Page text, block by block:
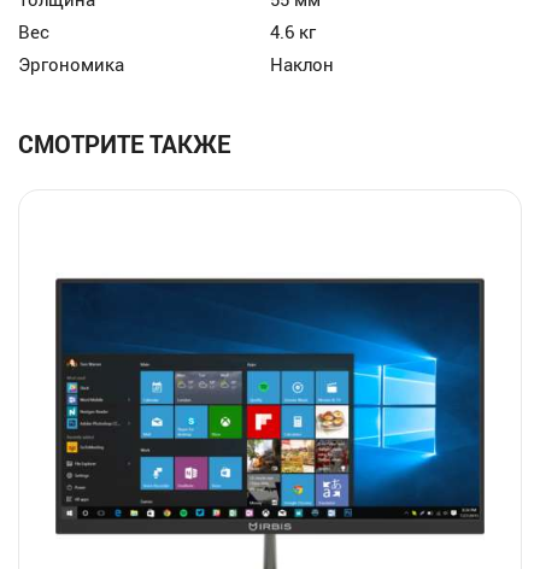
Вес
4.6 кг
Эргономика
Наклон
СМОТРИТЕ ТАКЖЕ